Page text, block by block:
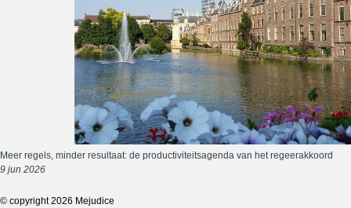
Meer regels, minder resultaat: de productiviteitsagenda van het regeerakkoord
9 jun 2026
© copyright 2026 Mejudice